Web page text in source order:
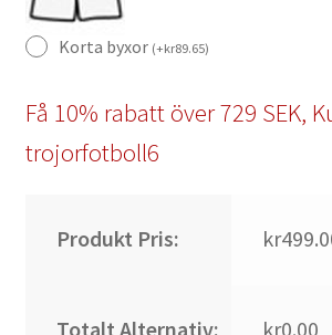
Korta byxor (+kr89.65)
Få 10% rabatt över 729 SEK,
trojorfotboll6
Produkt Pris:
Totalt Alternativ: kr0.00